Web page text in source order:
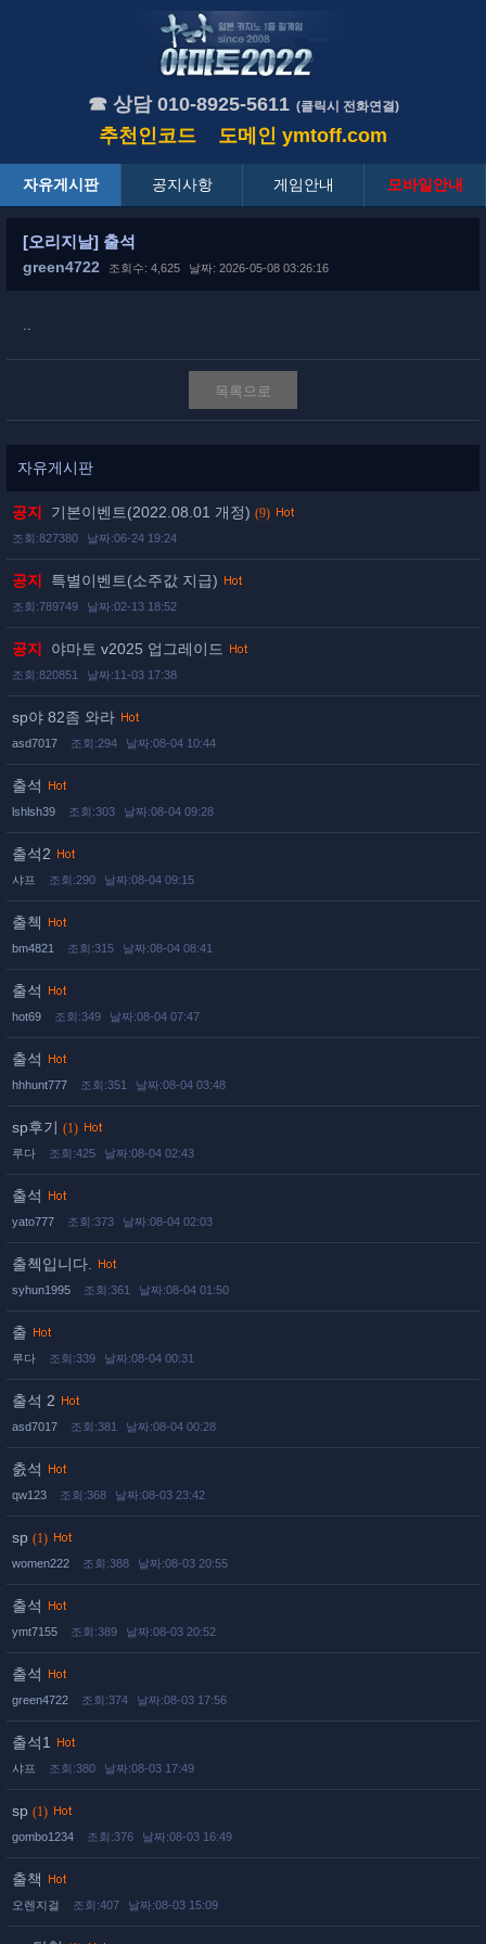
☎ 상담 010-8925-5611 (클릭시 전화연결)
추천인코드 도메인 ymtoff.com
자유게시판 공지사항 게임안내 모바일안내
[오리지날] 출석
green4722 조회수: 4,625 날짜: 2026-05-08 03:26:16
..
목록으로
자유게시판
공지 기본이벤트(2022.08.01 개정) (9)
조회:827380 날짜:06-24 19:24
공지 특별이벤트(소주값 지급)
조회:789749 날짜:02-13 18:52
공지 야마토 v2025 업그레이드
조회:820851 날짜:11-03 17:38
sp야 82좀 와라
asd7017 조회:294 날짜:08-04 10:44
출석
lshlsh39 조회:303 날짜:08-04 09:28
출석2
샤프 조회:290 날짜:08-04 09:15
출첵
bm4821 조회:315 날짜:08-04 08:41
출석
hot69 조회:349 날짜:08-04 07:47
출석
hhhunt777 조회:351 날짜:08-04 03:48
sp후기 (1)
루다 조회:425 날짜:08-04 02:43
출석
yato777 조회:373 날짜:08-04 02:03
출첵입니다.
syhun1995 조회:361 날짜:08-04 01:50
출
루다 조회:339 날짜:08-04 00:31
출석 2
asd7017 조회:381 날짜:08-04 00:28
춠석
qw123 조회:368 날짜:08-03 23:42
sp (1)
women222 조회:388 날짜:08-03 20:55
출석
ymt7155 조회:389 날짜:08-03 20:52
출석
green4722 조회:374 날짜:08-03 17:56
출석1
샤프 조회:380 날짜:08-03 17:49
sp (1)
gombo1234 조회:376 날짜:08-03 16:49
출책
오렌지걸 조회:407 날짜:08-03 15:09